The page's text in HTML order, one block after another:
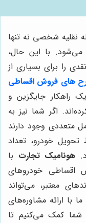
نقلیه شخصی نه تنها
با این حال،
را برای بسیاری از
های فروش اقساطی
راهکار جایگزین و
اگر شما نیز به
متعددی وجود دارند
تحویل خودرو، تعداد
هونامیک تجارت با
اقساطی خودروهای
معتبر، می‌تواند
با ارائه مشاوره‌های
کمک می‌کنیم تا